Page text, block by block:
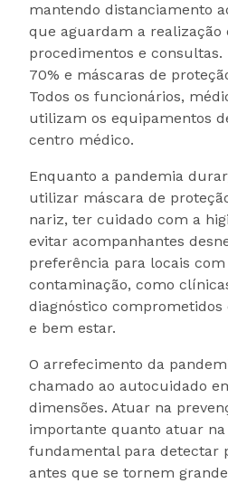
mantendo distanciamento
que aguardam a realização
procedimentos e consultas.
70% e máscaras de
Todos os funcionários,
utilizam os equipamentos
centro médico.
Enquanto a pandemia
utilizar máscara de
nariz, ter cuidado com a
evitar acompanhantes
preferência para locais
contaminação, como
diagnóstico
e bem estar.
O arrefecimento da
chamado ao autocuidado
dimensões. Atuar na
importante quanto atuar na
fundamental para detectar
antes que se tornem